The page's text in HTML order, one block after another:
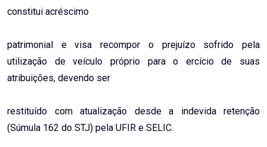
constitui acréscimo
patrimonial e visa recompor o prejuízo sofrido pela
utilização de veículo próprio para o ercício de suas
atribuições, devendo ser
restituído com atualização desde a indevida retenção
(Súmula 162 do STJ) pela UFIR e SELIC.